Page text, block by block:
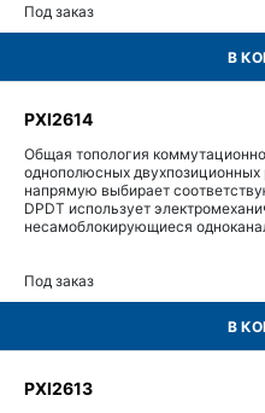
Под заказ
В
PXI2614
Общая топология
однополюсных
напрямую выбирает
DPDT использует
несамоблокирующиеся
Под заказ
В
PXI2613